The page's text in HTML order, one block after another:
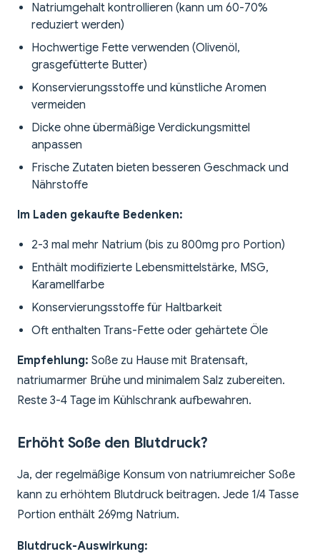
Natriumgehalt kontrollieren (kann um 60-70%
reduziert werden)
Hochwertige Fette verwenden (Olivenöl,
grasgefütterte Butter)
Konservierungsstoffe und künstliche Aromen
vermeiden
Dicke ohne übermäßige Verdickungsmittel
anpassen
Frische Zutaten bieten besseren Geschmack und
Nährstoffe
Im Laden gekaufte Bedenken:
2-3 mal mehr Natrium (bis zu 800mg pro Portion)
Enthält modifizierte Lebensmittelstärke, MSG,
Karamellfarbe
Konservierungsstoffe für Haltbarkeit
Oft enthalten Trans-Fette oder gehärtete Öle
Empfehlung: Soße zu Hause mit Bratensaft,
natriumarmer Brühe und minimalem Salz zubereiten.
Reste 3-4 Tage im Kühlschrank aufbewahren.
Erhöht Soße den Blutdruck?
Ja, der regelmäßige Konsum von natriumreicher Soße
kann zu erhöhtem Blutdruck beitragen. Jede 1/4 Tasse
Portion enthält 269mg Natrium.
Blutdruck-Auswirkung: